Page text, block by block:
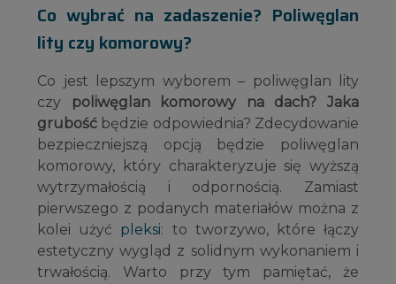
Co wybrać na zadaszenie? Poliwęglan
lity czy komorowy?
Co jest lepszym wyborem – poliwęglan lity
czy poliwęglan komorowy na dach? Jaka
grubość będzie odpowiednia? Zdecydowanie
bezpieczniejszą opcją będzie poliwęglan
komorowy, który charakteryzuje się wyższą
wytrzymałością i odpornością. Zamiast
pierwszego z podanych materiałów można z
kolei użyć pleksi: to tworzywo, które łączy
estetyczny wygląd z solidnym wykonaniem i
trwałością. Warto przy tym pamiętać, że